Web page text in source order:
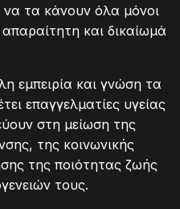
να τα κάνουν όλα μόνοι
και δικαίωμά
εμπειρία και γνώση τα
επαγγελματίες υγείας
στη μείωση της
της κοινωνικής
της ποιότητας ζωής
τους.